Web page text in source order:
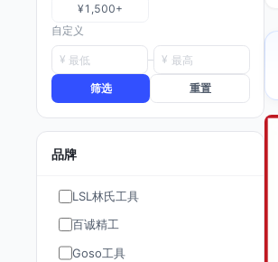
¥1,500+
自定义
¥ ¥
筛选 重置
品牌
LSL林氏工具
百诚精工
Goso工具